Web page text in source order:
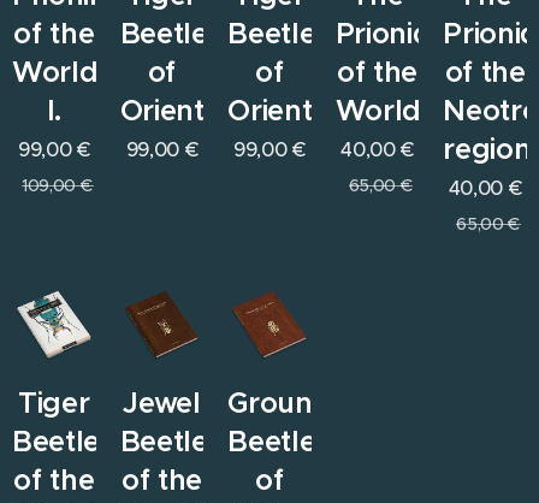
of the
World
I.
99,00€
109,00€
Beetles
of
Orient
99,00€
Beetles
of
Orient
99,00€
Prionids
of the
World
40,00€
65,00€
of the
region
40,00 €
65,00€
Tiger
Beetles
of the
Jewel
Beetles
of the
Ground
Beetles
of